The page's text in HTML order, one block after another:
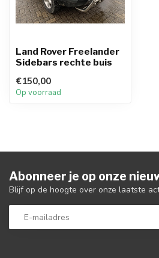
Land Rover Freelander
Sidebars rechte buis
€150,00
Op voorraad
Abonneer je op onze
Blijf op de hoogte over onze laatste